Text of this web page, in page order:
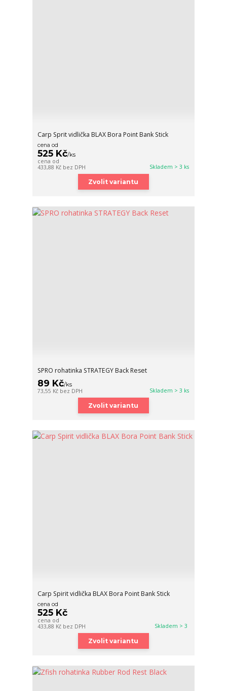
Carp Sprit vidlička BLAX Bora Point Bank Stick
cena od
525 Kč/ks
cena od
433,88 Kč bez DPH Skladem > 3 ks
Zvolit variantu
SPRO rohatinka STRATEGY Back Reset
89 Kč/ks
73,55 Kč bez DPH Skladem > 3 ks
Zvolit variantu
Carp Spirit vidlička BLAX Bora Point Bank Stick
cena od
525 Kč
cena od
433,88 Kč bez DPH Skladem > 3
Zvolit variantu